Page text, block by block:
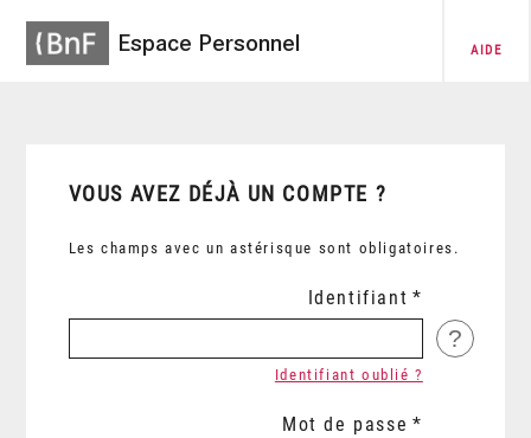
Espace Personnel AIDE
VOUS AVEZ DÉJÀ UN COMPTE ?
Les champs avec un astérisque sont obligatoires.
Identifiant
?
Identifiant oublié ?
Mot de passe